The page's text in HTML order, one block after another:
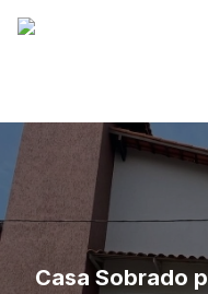
Casa Sobrado